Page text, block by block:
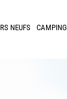
NEUFS